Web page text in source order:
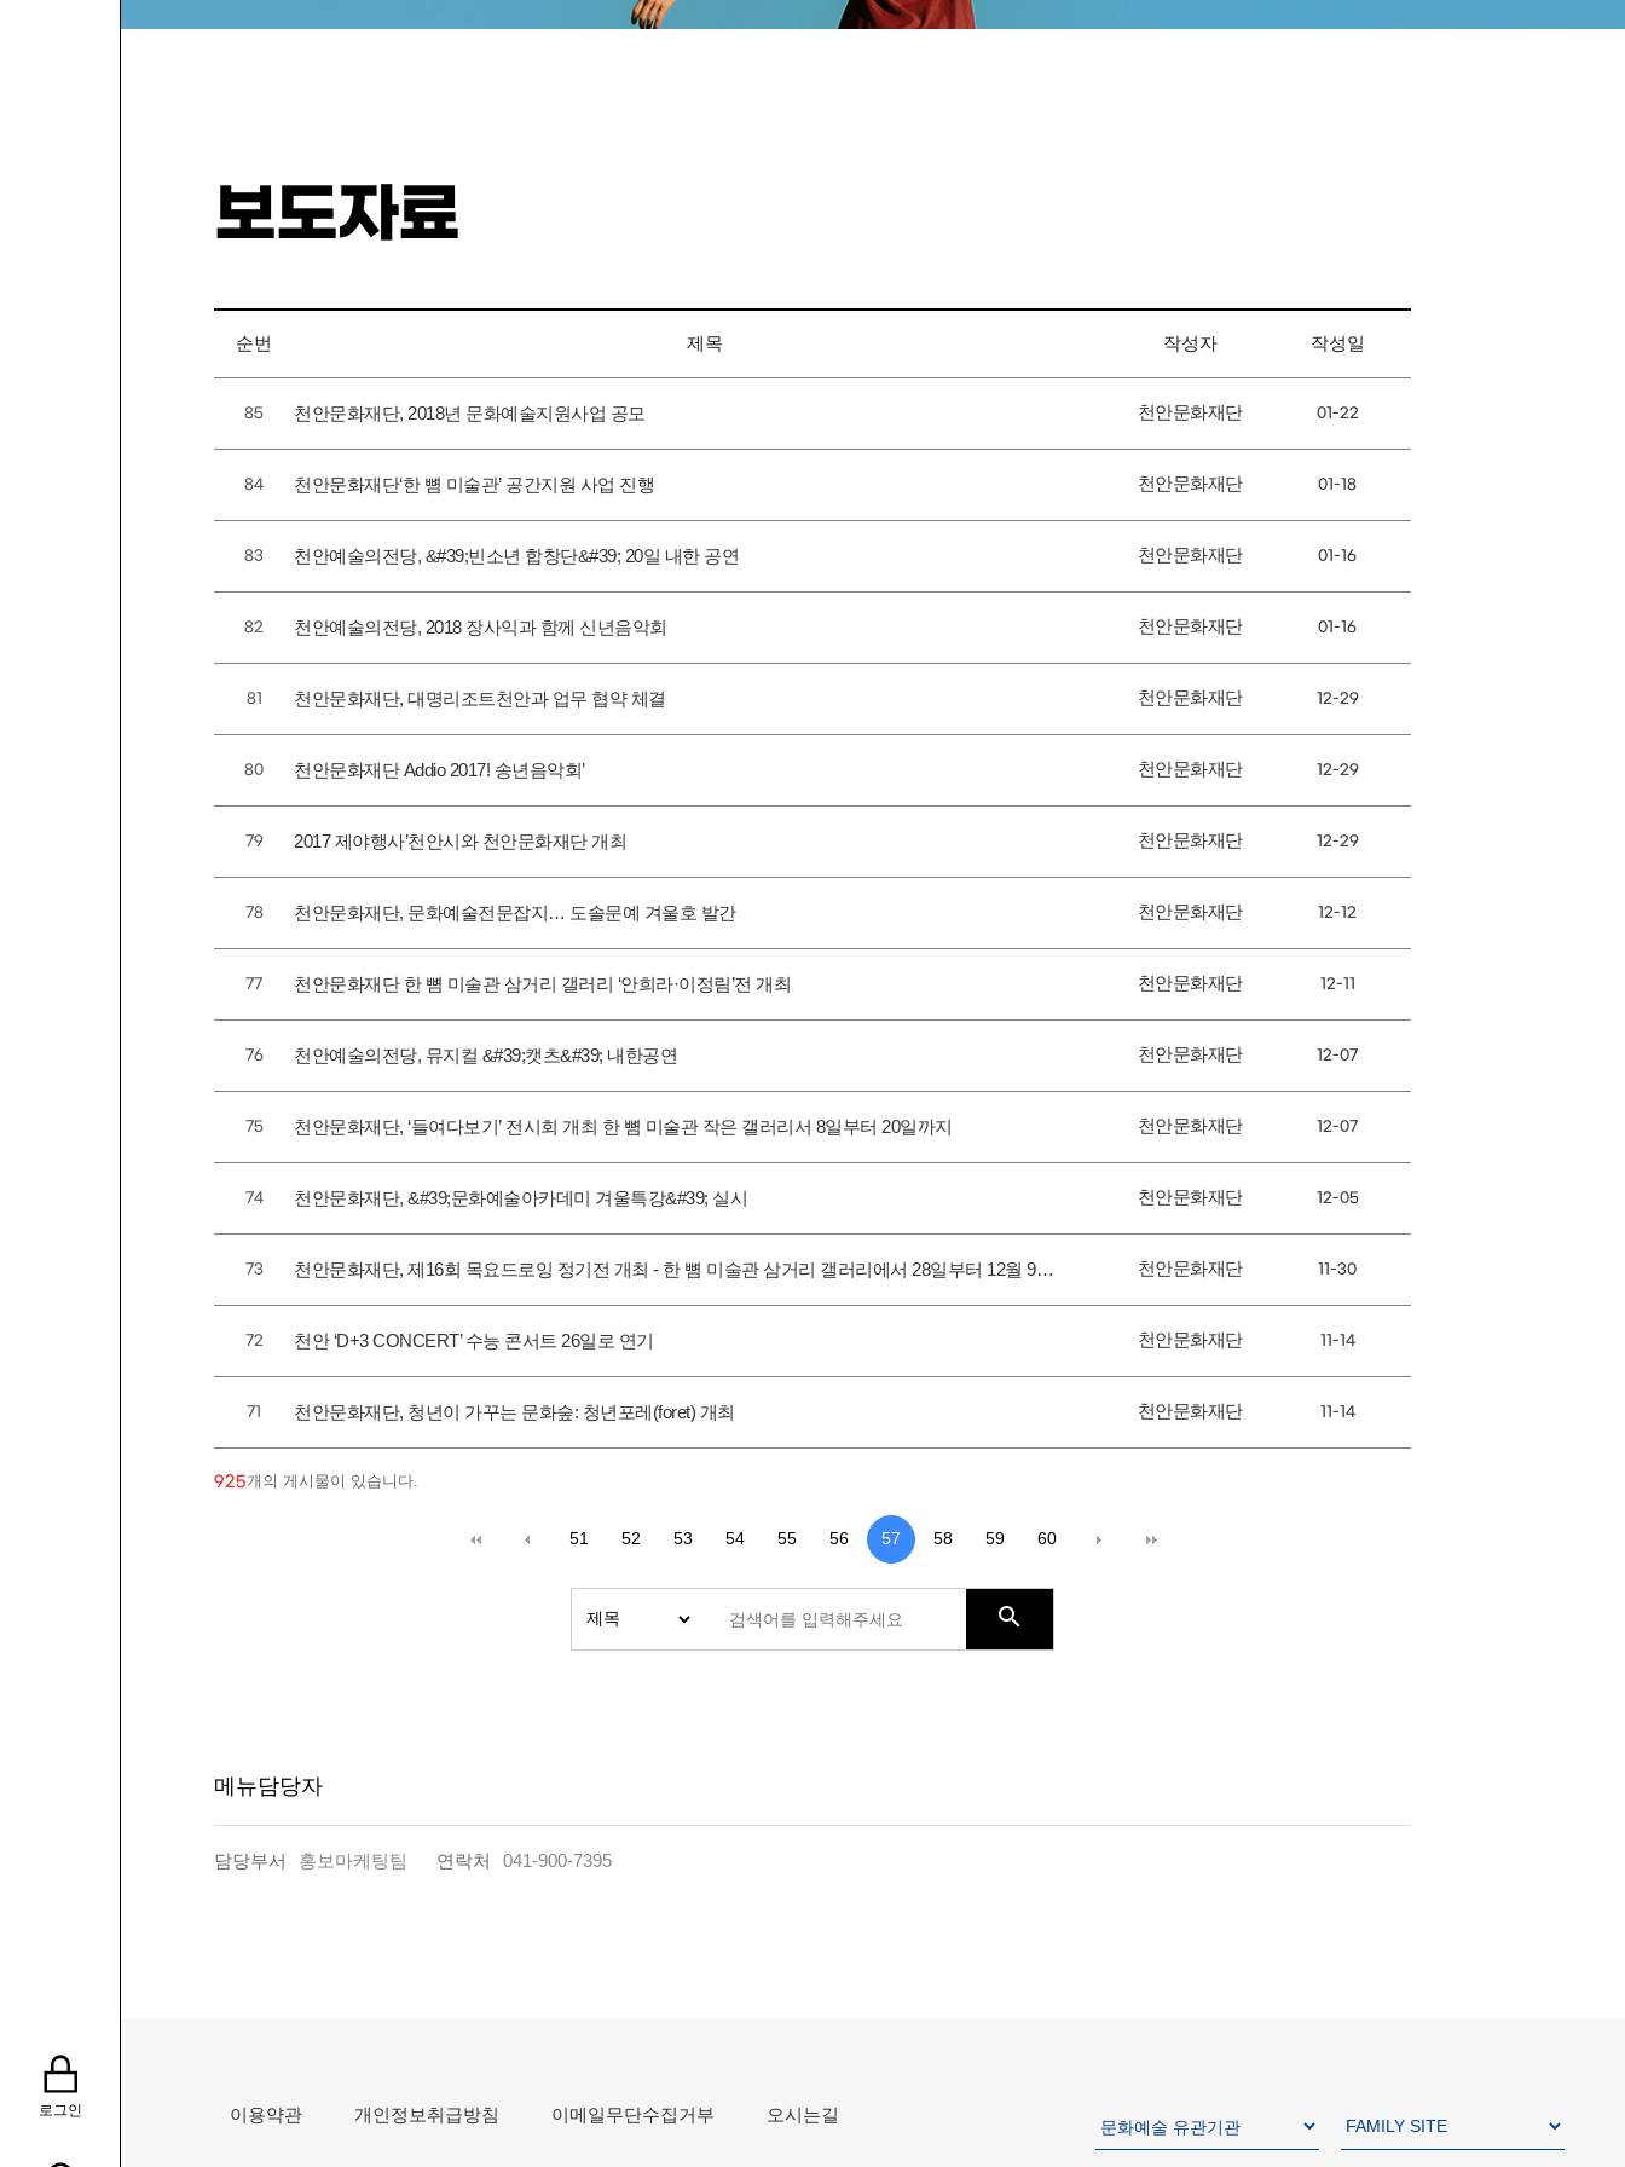
로그인
보도자료
순번 제목 작성자 작성일
85 천안문화재단, 2018년 문화예술지원사업 공모 천안문화재단 01-22
84 천안문화재단‘한 뼘 미술관’ 공간지원 사업 진행 천안문화재단 01-18
83 천안예술의전당, &#39;빈소년 합창단&#39; 20일 내한 공연 천안문화재단 01-16
82 천안예술의전당, 2018 장사익과 함께 신년음악회 천안문화재단 01-16
81 천안문화재단, 대명리조트천안과 업무 협약 체결 천안문화재단 12-29
80 천안문화재단 Addio 2017! 송년음악회’ 천안문화재단 12-29
79 2017 제야행사’천안시와 천안문화재단 개최 천안문화재단 12-29
78 천안문화재단, 문화예술전문잡지… 도솔문예 겨울호 발간 천안문화재단 12-12
77 천안문화재단 한 뼘 미술관 삼거리 갤러리 ‘안희라·이정림’전 개최 천안문화재단 12-11
76 천안예술의전당, 뮤지컬 &#39;캣츠&#39; 내한공연 천안문화재단 12-07
75 천안문화재단, ‘들여다보기’ 전시회 개최 한 뼘 미술관 작은 갤러리서 8일부터 20일까지 천안문화재단 12-07
74 천안문화재단, &#39;문화예술아카데미 겨울특강&#39; 실시 천안문화재단 12-05
73 천안문화재단, 제16회 목요드로잉 정기전 개최 - 한 뼘 미술관 삼거리 갤러리에서 28일부터 12월 9… 천안문화재단 11-30
72 천안 ‘D+3 CONCERT’ 수능 콘서트 26일로 연기 천안문화재단 11-14
71 천안문화재단, 청년이 가꾸는 문화숲: 청년포레(foret) 개최 천안문화재단 11-14
925개의 게시물이 있습니다.
51 52 53 54 55 56 57 58 59 60
다음
search
메뉴담당자
담당부서 홍보마케팅팀 연락처 041-900-7395
이용약관 개인정보취급방침 이메일무단수집거부 오시는길